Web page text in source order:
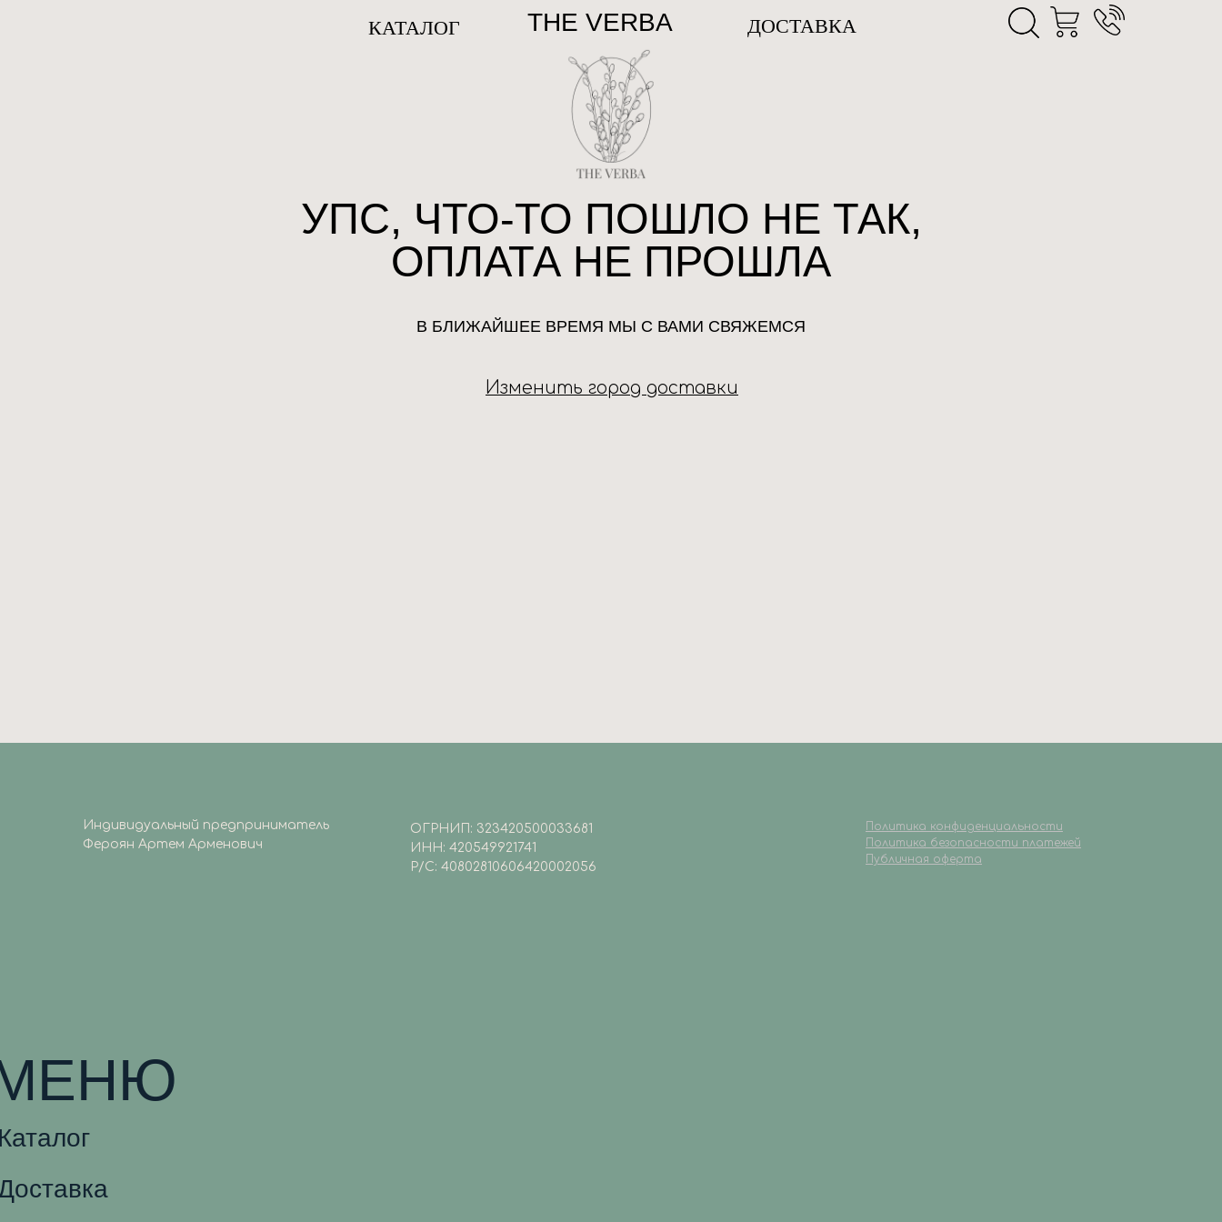
THE VERBA ДОСТАВКА
ПОИСК
КАТАЛОГ
Изменить город доставки
В БЛИЖАЙШЕЕ ВРЕМЯ МЫ С ВАМИ СВЯЖЕМСЯ
УПС, ЧТО-ТО ПОШЛО НЕ ТАК,
ОПЛАТА НЕ ПРОШЛА
Индивидуальный предприниматель
Фероян Артем Арменович
Политика конфиденциальности
Политика безопасности платежей
Публичная оферта
ОГРНИП: 323420500033681
ИНН: 420549921741
Р/С: 40802810606420002056